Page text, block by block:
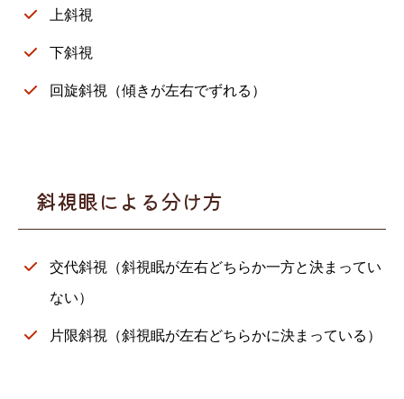
上斜視
下斜視
回旋斜視（傾きが左右でずれる）
斜視眼による分け方
交代斜視（斜視眠が左右どちらか一方と決まってい
ない）
片限斜視（斜視眠が左右どちらかに決まっている）